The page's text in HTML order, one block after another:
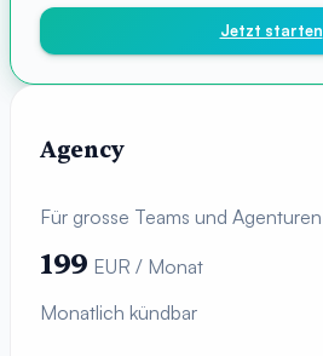
Jetzt starten
Agency
Für grosse Teams und Agenturen
199 EUR / Monat
Monatlich kündbar